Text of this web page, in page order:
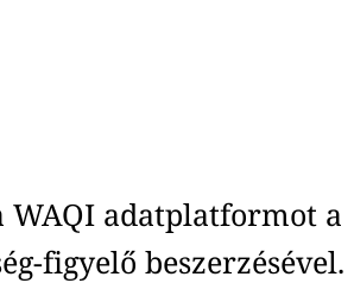
WAQI adatplatformot a
figyelő beszerzésével.